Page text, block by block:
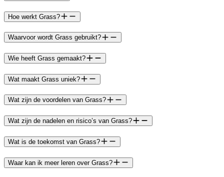
Hoe werkt Grass?
Waarvoor wordt Grass gebruikt?
Wie heeft Grass gemaakt?
Wat maakt Grass uniek?
Wat zijn de voordelen van Grass?
Wat zijn de nadelen en risico’s van Grass?
Wat is de toekomst van Grass?
Waar kan ik meer leren over Grass?